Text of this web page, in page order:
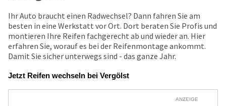
Ihr Auto braucht einen Radwechsel? Dann fahren Sie am
besten in eine Werkstatt vor Ort. Dort beraten Sie Profis und
montieren Ihre Reifen fachgerecht ab und wieder an. Hier
erfahren Sie, worauf es bei der Reifenmontage ankommt.
Damit Sie sicher unterwegs sind - das ganze Jahr.
Jetzt Reifen wechseln bei Vergölst
ANZEIGE